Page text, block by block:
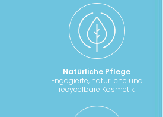
Natürliche Pflege
Engagierte, natürliche und
recycelbare Kosmetik